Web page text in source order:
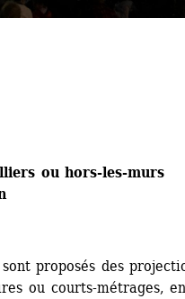
ou hors-les-murs
proposés des
ou courts-métrages,